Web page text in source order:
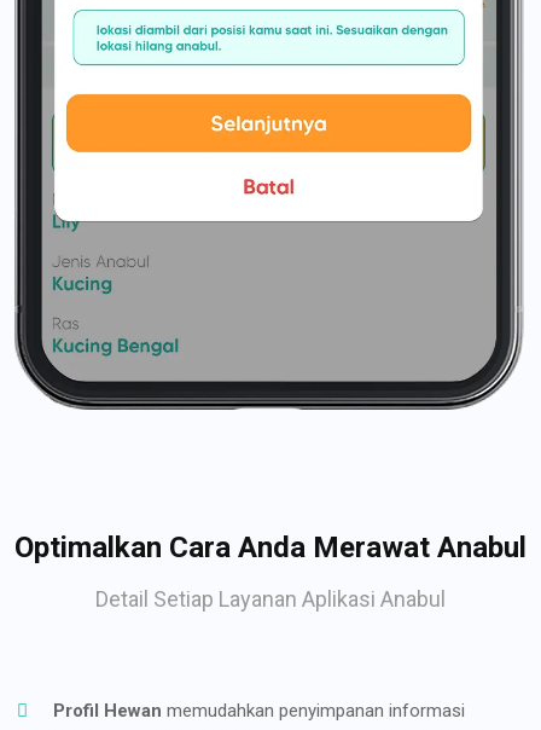
Optimalkan Cara Anda Merawat Anabul
Detail Setiap Layanan Aplikasi Anabul
Profil Hewan memudahkan penyimpanan informasi